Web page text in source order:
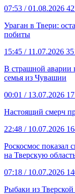
07:53 / 01.08.2026
Ураган в Твери:
побиты
15:45 / 11.07.2026
В страшной аварии
семья из Чувашии
00:01 / 13.07.2026
Настоящий смерч
22:48 / 10.07.2026
Роскосмос показал
на Тверскую
07:18 / 10.07.2026
Рыбаки из